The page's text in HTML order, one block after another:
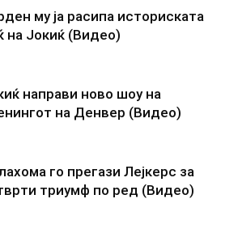
му ја расипа историската
на Јокиќ (Видео)
направи ново шоу на
на Денвер (Видео)
го прегази Лејкерс за
триумф по ред (Видео)